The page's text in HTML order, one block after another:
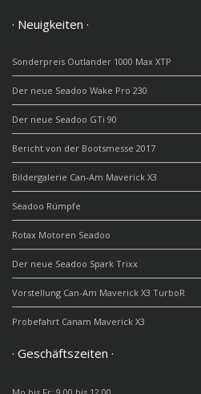
· Neuigkeiten ·
Sonderpreis Outlander 1000 Max XTP
Der neue Seadoo Wake Pro 230
Der neue Seadoo GTi 90
Bericht von der Bootsmesse 2017
Bildergalerie Can-Am Maverick X3
Seadoo Rümpfe
Rotax Motoren Seadoo
Der neue Seadoo Spark Trixx
Vorstellung Can-Am Maverick X3 TurboR
Probefahrt Canam Maverick X3
· Geschäftszeiten ·